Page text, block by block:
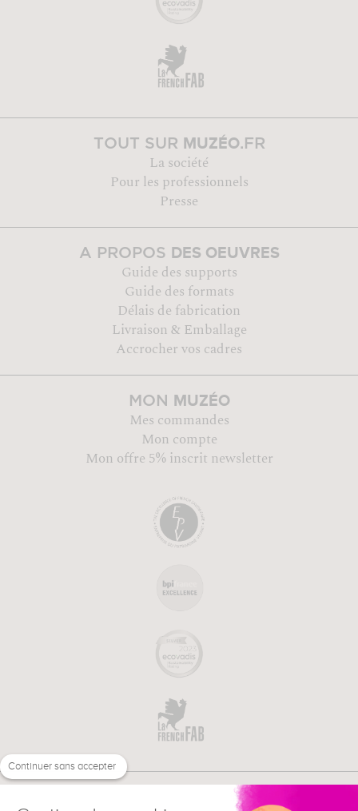
TOUT SUR MUZÉO.FR
La société
Pour les professionnels
Presse
A PROPOS DES OEUVRES
Guide des supports
Guide des formats
Délais de fabrication
Livraison & Emballage
Accrocher vos cadres
MON MUZÉO
Mes commandes
Mon compte
Mon offre 5% inscrit newsletter
Continuer sans accepter